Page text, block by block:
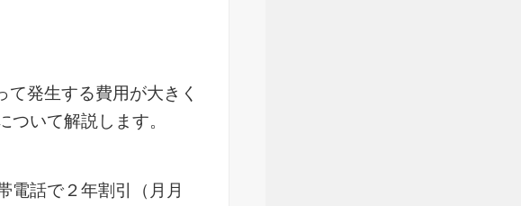
て発生する費用が大きく
いて解説します。
電話で２年割引（月月